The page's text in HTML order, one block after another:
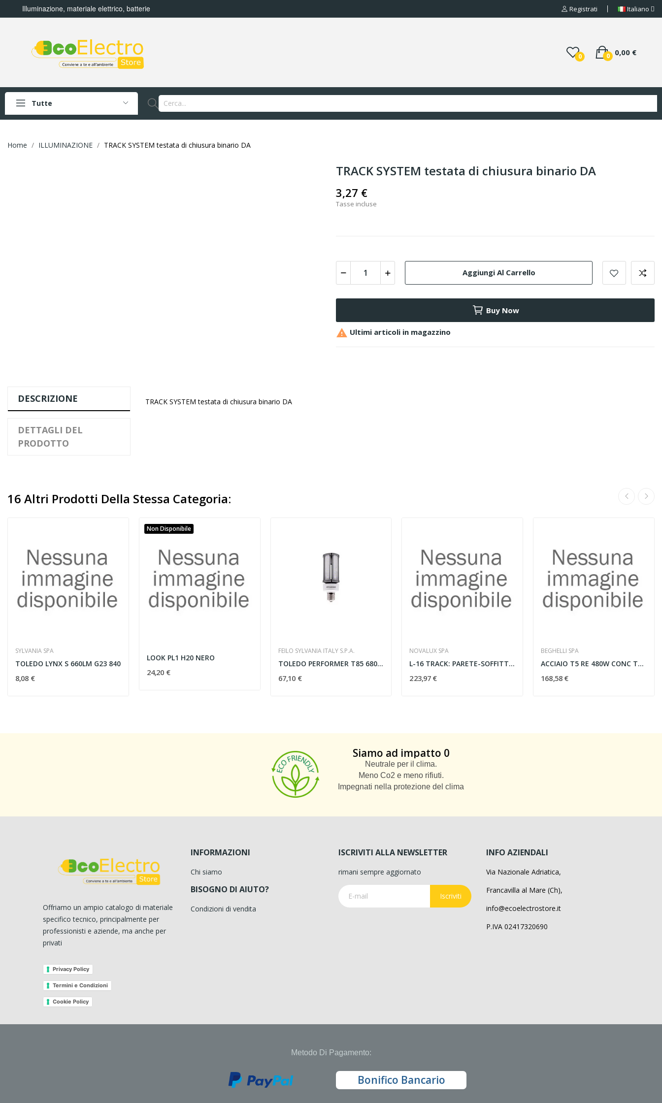
Illuminazione, materiale elettrico, batterie Registrati Italiano
0 0,00 €
0
Tutte
Home ILLUMINAZIONE TRACK SYSTEM testata di chiusura binario DA
TRACK SYSTEM testata di chiusura binario DA
3,27 €
Tasse incluse
Aggiungi Al Carrello
Buy Now
 Ultimi articoli in magazzino
DESCRIZIONE
DETTAGLI DEL
PRODOTTO
TRACK SYSTEM testata di chiusura binario DA
16 Altri Prodotti Della Stessa Categoria:
SYLVANIA SPA
TOLEDO LYNX S 660LM G23 840
8,08 €
Non Disponibile
LOOK PL1 H20 NERO
24,20 €
FEILO SYLVANIA ITALY S.P.A.
TOLEDO PERFORMER T85 6800LM 840 E40 SL -...
67,10 €
NOVALUX SPA
L-16 TRACK: PARETE-SOFFITTO 1+1 M NERO
223,97 €
BEGHELLI SPA
ACCIAIO T5 RE 480W CONC TUBI - BEGHELLI 14849
168,58 €
Siamo ad impatto 0
Neutrale per il clima.
Meno Co2 e meno rifiuti.
Impegnati nella protezione del clima
Offriamo un ampio catalogo di materiale
specifico tecnico, principalmente per
professionisti e aziende, ma anche per
privati
Privacy Policy
Termini e Condizioni
Cookie Policy
INFORMAZIONI
Chi siamo
BISOGNO DI AIUTO?
Condizioni di vendita
ISCRIVITI ALLA NEWSLETTER
rimani sempre aggiornato
Iscriviti
INFO AZIENDALI
Via Nazionale Adriatica,
Francavilla al Mare (Ch),
info@ecoelectrostore.it
P.IVA 02417320690
Metodo Di Pagamento:
Bonifico Bancario